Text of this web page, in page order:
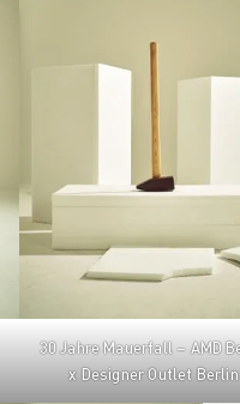
30 Jahre Mauerfall – AMD
x Designer Outlet Berlin